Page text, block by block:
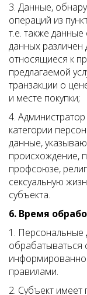
3. Данные,
операций из
т.е. также
данных различен
относящиеся к
предлагаемой
транзакции о
и месте покупки;
4.
категории
данные,
происхождение,
профсоюзе,
сексуальную
субъекта.
6. Время
1. Персональные
обрабатываться
правилами.
2. Субъект